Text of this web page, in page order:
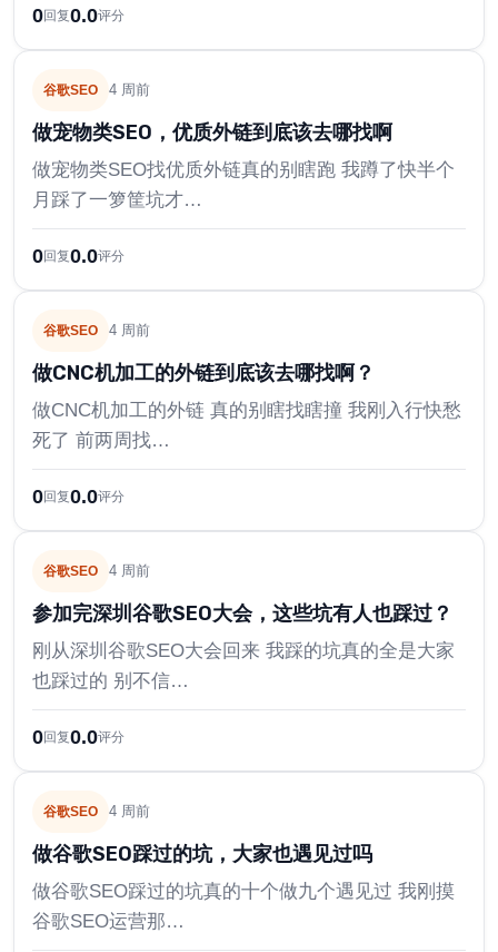
0回复0.0评分
谷歌SEO 4 周前
做宠物类SEO，优质外链到底该去哪找啊
做宠物类SEO找优质外链真的别瞎跑 我蹲了快半个
月踩了一箩筐坑才…
0回复0.0评分
谷歌SEO 4 周前
做CNC机加工的外链到底该去哪找啊？
做CNC机加工的外链 真的别瞎找瞎撞 我刚入行快愁
死了 前两周找…
0回复0.0评分
谷歌SEO 4 周前
参加完深圳谷歌SEO大会，这些坑有人也踩过？
刚从深圳谷歌SEO大会回来 我踩的坑真的全是大家
也踩过的 别不信…
0回复0.0评分
谷歌SEO 4 周前
做谷歌SEO踩过的坑，大家也遇见过吗
做谷歌SEO踩过的坑真的十个做九个遇见过 我刚摸
谷歌SEO运营那…